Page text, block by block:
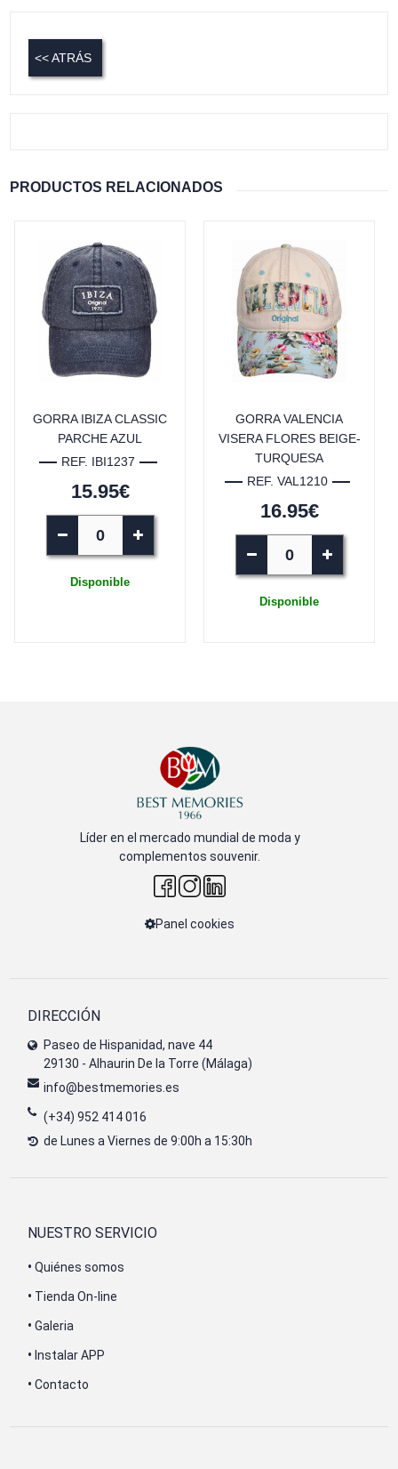
<< ATRÁS
PRODUCTOS RELACIONADOS
GORRA IBIZA CLASSIC
PARCHE AZUL
REF. IBI1237
15.95€
Disponible
GORRA VALENCIA
VISERA FLORES BEIGE-
TURQUESA
REF. VAL1210
16.95€
Disponible
Líder en el mercado mundial de moda y
complementos souvenir.
Panel cookies
DIRECCIÓN
Paseo de Hispanidad, nave 44
29130 - Alhaurin De la Torre (Málaga)
info@bestmemories.es
(+34) 952 414 016
de Lunes a Viernes de 9:00h a 15:30h
NUESTRO SERVICIO
• Quiénes somos
• Tienda On-line
• Galeria
• Instalar APP
• Contacto